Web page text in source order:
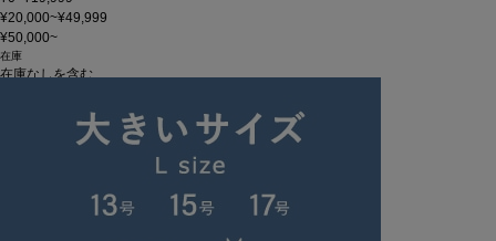
¥20,000~¥49,999
¥50,000~
在庫
在庫なしを含む